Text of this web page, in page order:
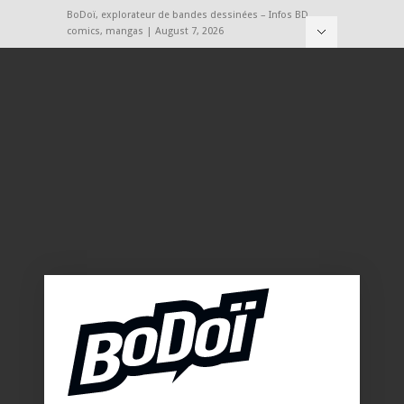
BoDoï, explorateur de bandes dessinées – Infos BD,
comics, mangas | August 7, 2026